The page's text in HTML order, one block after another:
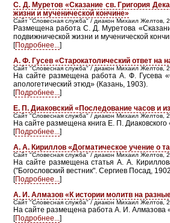
С. Д. Муретов «Сказание св. Григория
жизни и мученической кончине»
Сайт "Словесная служба" / диакон Михаил Желтов,
Размещена работа С. Д. Муретова
подвижнической жизни и мученической
[Подробнее...]
А. Ф. Гусев «Старокатолический ответ на
Сайт "Словесная служба" / диакон Михаил Желтов,
На сайте размещена работа А. Ф. Гусева
апологетический этюд» (Казань, 1903).
[Подробнее...]
Е. П. Диаковский «Последование часов и
Сайт "Словесная служба" / диакон Михаил Желтов,
На сайте размещена книга Е. П.
[Подробнее...]
А. А. Кириллов «Догматическое учение о
Сайт "Словесная служба" / диакон Михаил Желтов,
На сайте размещена статья А. А.
("Богословский вестник". Сергиев Посад,
[Подробнее...]
А. И. Алмазов «К истории молитв на
Сайт "Словесная служба" / диакон Михаил Желтов,
На сайте размещена работа А. И. Алмазова
[Подробнее...]